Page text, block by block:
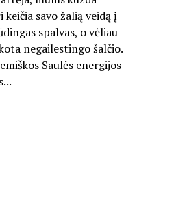
keičia savo žalią veidą į
spalvas, o vėliau
negailestingo šalčio.
Saulės energijos